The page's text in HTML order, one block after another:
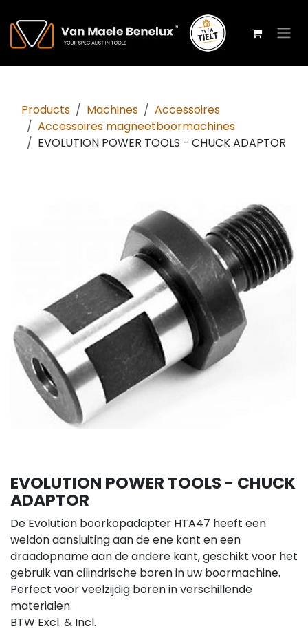
Products Machines
Accessoires
Accessoires magneetboormachines
EVOLUTION POWER TOOLS - CHUCK ADAPTOR
EVOLUTION POWER TOOLS - CHUCK
ADAPTOR
De Evolution boorkopadapter HTA47 heeft een
weldon aansluiting aan de ene kant en een
draadopname aan de andere kant, geschikt voor het
gebruik van cilindrische boren in uw boormachine.
Perfect voor veelzijdig boren in verschillende
materialen.
BTW Excl. & Incl.